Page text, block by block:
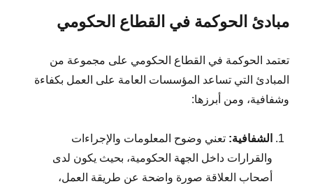
مبادئ الحوكمة في القطاع الحكومي
تعتمد الحوكمة في القطاع الحكومي على مجموعة من
المبادئ التي تساعد المؤسسات العامة على العمل بكفاءة
وشفافية، ومن أبرزها:
الشفافية:تعني وضوح المعلومات والإجراءات
والقرارات داخل الجهة الحكومية، بحيث يكون لدى
أصحاب العلاقة صورة واضحة عن طريقة العمل،